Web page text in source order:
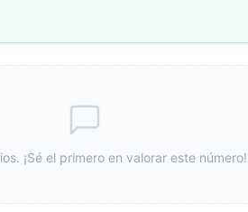
¡Sé el primero en valorar este número!